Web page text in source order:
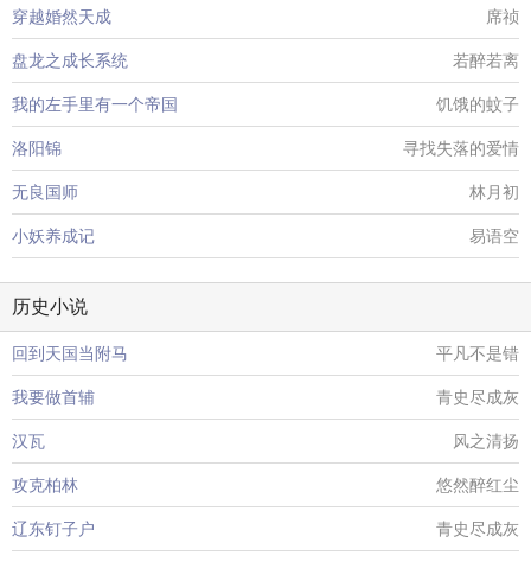
穿越婚然天成 席祯
盘龙之成长系统 若醉若离
我的左手里有一个帝国 饥饿的蚊子
洛阳锦 寻找失落的爱情
无良国师 林月初
小妖养成记 易语空
历史小说
回到天国当附马 平凡不是错
我要做首辅 青史尽成灰
汉瓦 风之清扬
攻克柏林 悠然醉红尘
辽东钉子户 青史尽成灰